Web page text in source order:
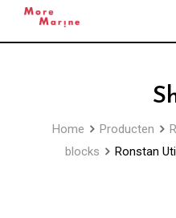
Home Producten
blocks
Ronstan